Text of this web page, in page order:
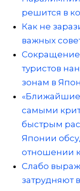
решится в
Как не
важных
Сокращение
туристов
зонам в
«Ближайшие
самыми
быстрым
Японии
отношении
Слабо
затрудняют